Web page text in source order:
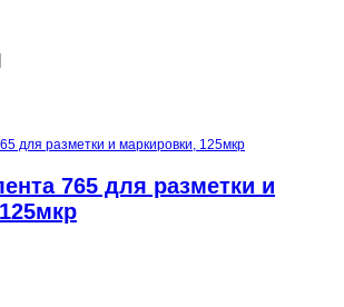
765 для разметки и